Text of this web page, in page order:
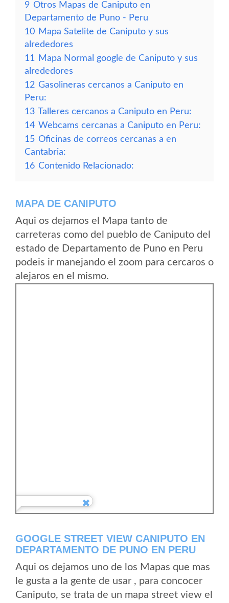
9 Otros Mapas de Caniputo en
Departamento de Puno - Peru
10 Mapa Satelite de Caniputo y sus
alrededores
11
Mapa Normal google de Caniputo y sus
alrededores
12 Gasolineras cercanos a Caniputo en
Peru:
13 Talleres cercanos a Caniputo en Peru:
14 Webcams cercanas a Caniputo en Peru:
15 Oficinas de correos cercanas a en
Cantabria:
16 Contenido Relacionado:
MAPA DE CANIPUTO
Aqui os dejamos el Mapa tanto de
carreteras como del pueblo de Caniputo del
estado de Departamento de Puno en Peru
podeis ir manejando el zoom para cercaros o
alejaros en el mismo.
GOOGLE STREET VIEW CANIPUTO EN
DEPARTAMENTO DE PUNO EN PERU
Aqui os dejamos uno de los Mapas que mas
le gusta a la gente de usar , para concocer
Caniputo, se trata de un mapa street view el